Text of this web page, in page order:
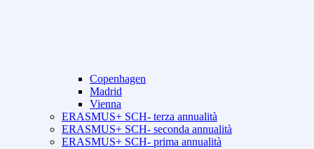
Copenhagen
Madrid
Vienna
ERASMUS+ SCH- terza annualità
ERASMUS+ SCH- seconda annualità
ERASMUS+ SCH- prima annualità